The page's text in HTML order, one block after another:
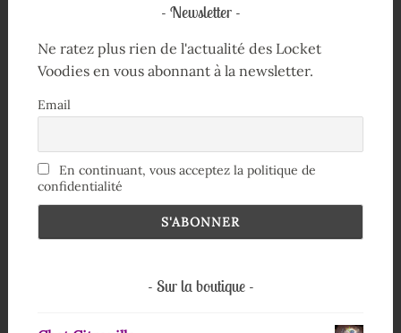
Newsletter
Ne ratez plus rien de l'actualité des Locket
Voodies en vous abonnant à la newsletter.
Email
En continuant, vous acceptez la politique de
confidentialité
Sur la boutique